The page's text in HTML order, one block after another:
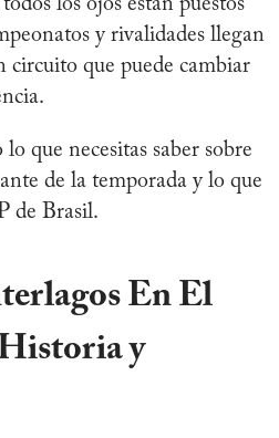
y rivalidades llegan
circuito que puede cambiar
que necesitas saber sobre
de la temporada y lo que
de Brasil.
En El
y